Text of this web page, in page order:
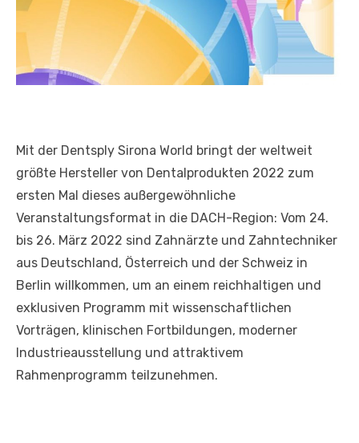
Mit der Dentsply Sirona World bringt der weltweit
größte Hersteller von Dentalprodukten 2022 zum
ersten Mal dieses außergewöhnliche
Veranstaltungsformat in die DACH-Region: Vom 24.
bis 26. März 2022 sind Zahnärzte und Zahntechniker
aus Deutschland, Österreich und der Schweiz in
Berlin willkommen, um an einem reichhaltigen und
exklusiven Programm mit wissenschaftlichen
Vorträgen, klinischen Fortbildungen, moderner
Industrieausstellung und attraktivem
Rahmenprogramm teilzunehmen.